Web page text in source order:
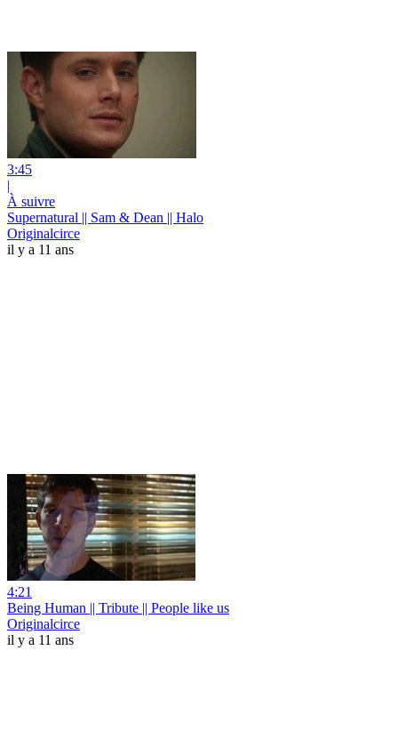
3:45
|
À suivre
Supernatural || Sam & Dean || Halo
Originalcirce
il y a 11 ans
4:21
Being Human || Tribute || People like us
Originalcirce
il y a 11 ans